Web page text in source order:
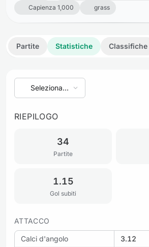
Capienza 1,000
grass
Partite Statistiche Classifiche
Seleziona
stagione
RIEPILOGO
34
Partite
1.15
Gol subiti
ATTACCO
Calci d'angolo
3.12